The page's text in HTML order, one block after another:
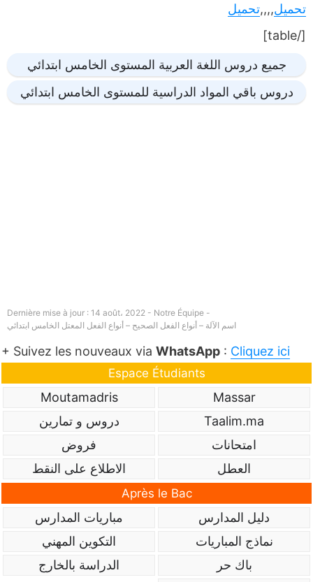
تحميل,,,,تحميل
[/table]
جميع دروس اللغة العربية المستوى الخامس ابتدائي
دروس باقي المواد الدراسية للمستوى الخامس ابتدائي
Dernière mise à jour : 14 août، 2022 - Notre Équipe -
اسم الآلة – أنواع الفعل الصحيح – أنواع الفعل المعتل الخامس ابتدائي
+ Suivez les nouveaux via WhatsApp : Cliquez ici
Espace Étudiants
Massar
Moutamadris
Taalim.ma
دروس و تمارين
امتحانات
فروض
العطل
الاطلاع على النقط
Après le Bac
دليل المدارس
مباريات المدارس
نماذج المباريات
التكوين المهني
باك حر
الدراسة بالخارج